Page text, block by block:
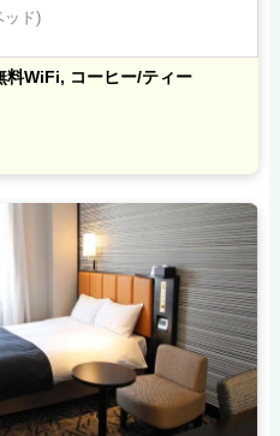
ッド)
料WiFi, コーヒー/ティー